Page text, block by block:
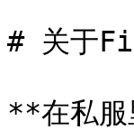
# 关于
**在私